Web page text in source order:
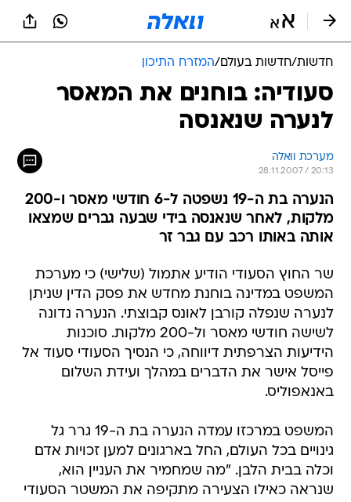
חדשות/חדשות בעולם/המזרח התיכון
סעודיה: בוחנים את המאסר
לנערה שנאנסה
מערכת וואלה
28.11.2007 / 20:13
הנערה בת ה-19 נשפטה ל-6 חודשי מאסר ו-200
מלקות, לאחר שנאנסה בידי שבעה גברים שמצאו
אותה באותו רכב עם גבר זר
שר החוץ הסעודי הודיע אתמול (שלישי) כי מערכת
המשפט במדינה בוחנת מחדש את פסק הדין שניתן
לנערה שנפלה קורבן לאונס קבוצתי. הנערה נדונה
לשישה חודשי מאסר ול-200 מלקות. סוכנות
הידיעות הצרפתית דיווחה, כי הנסיך הסעודי סעוד אל
פייסל אישר את הדברים במהלך ועידת השלום
באנאפוליס.
המשפט במרכזו עמדה הנערה בת ה-19 גרר גל
גינויים בכל העולם, החל בארגונים למען זכויות אדם
וכלה בבית הלבן. "מה שמחמיר את העניין הוא,
שנראה כאילו הצעירה מתקיפה את המשטר הסעודי